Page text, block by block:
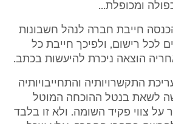
ומכופלת...
חייבת חברה לנהל חשבונות
לכל רישום, ולפיכך חייבת כל
הוצאה ניכרת להיעשות בכתב.
התקשרויותיה והתחייבויותיה
לשאת בנטל ההוכחה המוטל
צווי פקיד השומה. ולא זו בלבד